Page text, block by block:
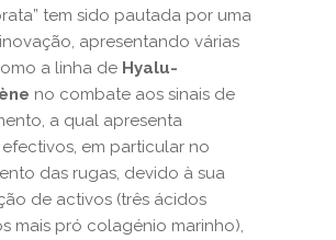
tem sido pautada por uma
apresentando várias
a linha de Hyalu-
no combate aos sinais de
a qual apresenta
em particular no
das rugas, devido à sua
de activos (três ácidos
mais pró colagénio marinho),